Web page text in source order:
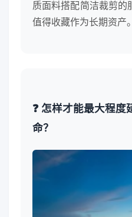
质面料搭配简洁裁剪的
值得收藏作为长期资产。
❓ 怎样才能最大程
命？